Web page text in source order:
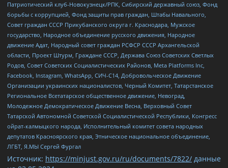
Патриотический клуб-Новокузнецк/РПК, Сибирский державный союз, Фонд
борьбы с коррупцией, Фонд защиты прав граждан, Штабы Навального,
Совет граждан СССР Прикубанского округа г. Краснодара, Мужское
государство, Народное объединение русского движения, Народное
движение Адат, Народный совет граждан РСФСР СССР Архангельской
области, Проект Штурм, Граждане СССР, Держава Союз Советских Светлых
Родов, Совет Советских Социалистических Районов, Meta Platforms Inc,
Facebook, Instagram, WhatsApp, СИЧ-С14, Добровольческое Движение
Организации украинских националистов, Черный Комитет, Татарстанское
Региональное Всетатарское общественное движение, Невоград,
Молодежное Демократическое Движение Весна, Верховный Совет
Татарской Автономной Советской Социалистической Республики, Конгресс
ойрат-калмыцкого народа, Исполнительный комитет совета народных
депутатов Красноярского края, Этническое национальное объединение,
ЛГБТ, Я.МЫ Сергей Фургал
Источник: https://minjust.gov.ru/ru/documents/7822/ данные